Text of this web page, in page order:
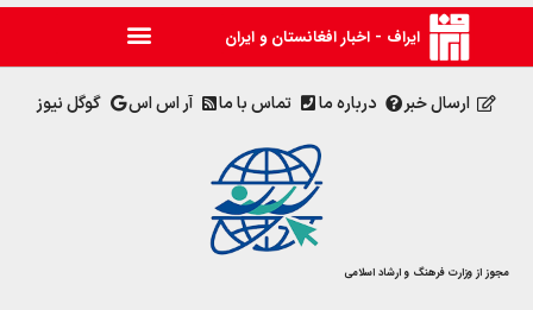
ایراف - اخبار افغانستان و ایران
ارسال خبر درباره ما تماس با ما آر اس اس گوگل نیوز
مجوز از وزارت فرهنگ و ارشاد اسلامی